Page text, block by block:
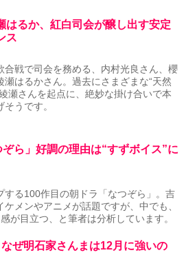
はるか、紅白司会が醸し出す安定
ス
合戦で司会を務める、内村光良さん、櫻
瀬はるかさん。過去にさまざまな“天然
瀬さんを起点に、絶妙な掛け合いで本
うです。
ら」好調の理由は“すずボイス”に
する100作目の朝ドラ「なつぞら」。吉
ケメンやアニメが話題ですが、中でも、
が目立つ、と筆者は分析しています。
ぜ明石家さんまは12月に強いの